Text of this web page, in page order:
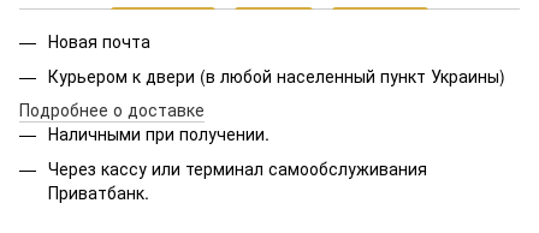
Новая почта
Курьером к двери (в любой населенный пункт Украины)
Подробнее о доставке
Наличными при получении.
Через кассу или терминал самообслуживания
Приватбанк.